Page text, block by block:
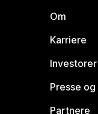
Om
Karriere
Investorer
Presse
Partnere